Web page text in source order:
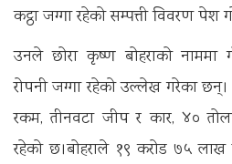
कट्ठा जग्गा रहेको सम्पत्ती विवरण पेश
उनले छोरा कृष्ण बोहराको नाममा
रोपनी जग्गा रहेको उल्लेख गरेका
रकम, तीनवटा जीप र कार, ४०
रहेको छ।बोहराले १९ करोड ७५